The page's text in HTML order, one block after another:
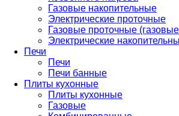
Газовые накопительные
Электрические проточные
Газовые проточные
Электрические
Печи
Печи
Печи банные
Плиты кухонные
Плиты кухонные
Газовые